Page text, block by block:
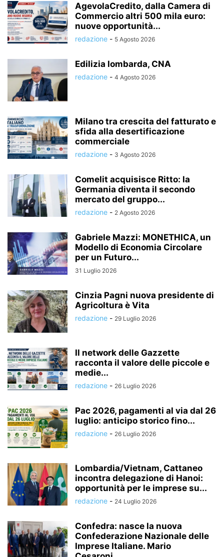
AgevolaCredito, dalla Camera di
Commercio altri 500 mila euro:
nuove opportunità...
redazione - 5 Agosto 2026
Edilizia lombarda, CNA
redazione - 4 Agosto 2026
Milano tra crescita del fatturato e
sfida alla desertificazione
commerciale
redazione - 3 Agosto 2026
Comelit acquisisce Ritto: la
Germania diventa il secondo
mercato del gruppo...
redazione - 2 Agosto 2026
Gabriele Mazzi: MONETHICA, un
Modello di Economia Circolare
per un Futuro...
31 Luglio 2026
Cinzia Pagni nuova presidente di
Agricoltura è Vita
redazione - 29 Luglio 2026
Il network delle Gazzette
racconta il valore delle piccole e
medie...
redazione - 26 Luglio 2026
Pac 2026, pagamenti al via dal 26
luglio: anticipo storico fino...
redazione - 26 Luglio 2026
Lombardia/Vietnam, Cattaneo
incontra delegazione di Hanoi:
opportunità per le imprese su...
redazione - 24 Luglio 2026
Confedra: nasce la nuova
Confederazione Nazionale delle
Imprese Italiane. Mario